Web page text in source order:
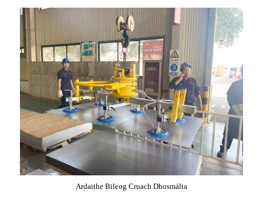
Ardaithe Bileog Cruach Dhosmálta